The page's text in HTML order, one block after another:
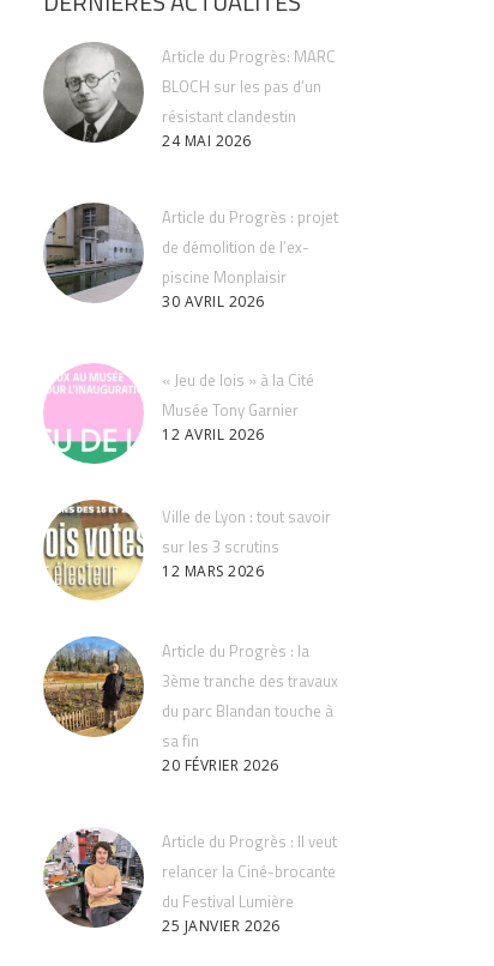
Article du Progrès: MARC
BLOCH sur les pas d’un
résistant clandestin
24 MAI 2026
Article du Progrès : projet
de démolition de l’ex-
piscine Monplaisir
30 AVRIL 2026
« Jeu de lois » à la Cité
Musée Tony Garnier
12 AVRIL 2026
Ville de Lyon : tout savoir
sur les 3 scrutins
12 MARS 2026
Article du Progrès : la
3ème tranche des travaux
du parc Blandan touche à
sa fin
20 FÉVRIER 2026
Article du Progrès : Il veut
relancer la Ciné-brocante
du Festival Lumière
25 JANVIER 2026